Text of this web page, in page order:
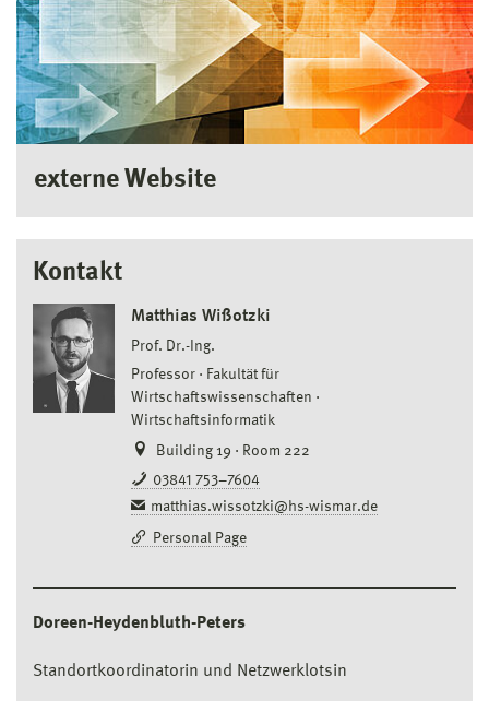
externe Website
Kontakt
Matthias Wißotzki
Prof. Dr.-Ing.
Professor
Fakultät für
Wirtschaftswissenschaften
Wirtschaftsinformatik
Building 19 · Room 222
03841 753–7604
matthias.wissotzki@hs-wismar.de
Personal Page
Doreen-Heydenbluth-Peters
Standortkoordinatorin und Netzwerklotsin